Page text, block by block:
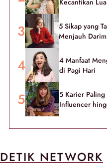
5 Sikap yang
Menjauh
4 Manfaat
di Pagi Hari
5 Karier
Influencer
DETIK NETWORK